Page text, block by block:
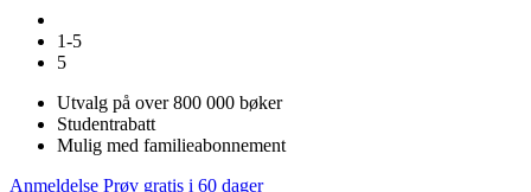
1-5
5
Utvalg på over 800 000 bøker
Studentrabatt
Mulig med familieabonnement
Anmeldelse Prøv gratis i 60 dager